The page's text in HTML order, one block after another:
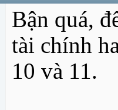
Bận quá,
tài chính
10 và 11.